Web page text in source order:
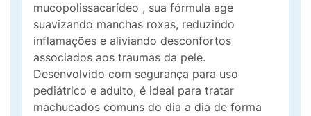
mucopolissacarídeo , sua fórmula age
suavizando manchas roxas, reduzindo
inflamações e aliviando desconfortos
associados aos traumas da pele.
Desenvolvido com segurança para uso
pediátrico e adulto, é ideal para tratar
machucados comuns do dia a dia de forma